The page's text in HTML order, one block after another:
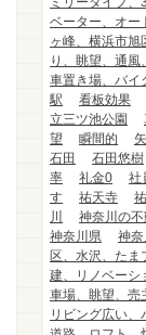
ベーター、オー
ヶ峰、横浜市旭
り、眺望、通
車置き場、バイ
駅
看板効果
立三ツ池公園
望
瞬間的
石田
石田悠樹
率
礼金0 社
す
祐天寺
川
神奈川の
神奈川県
神
区、水沢、た
建、リノベーシ
車場、眺望、売
リビング広い、